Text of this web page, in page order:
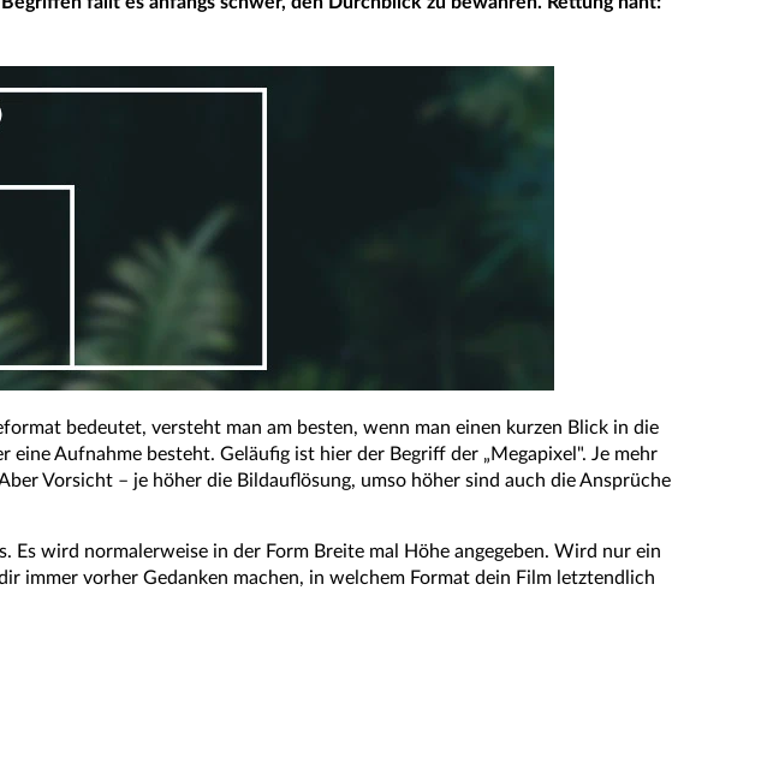
bedeutet, versteht man am besten, wenn man einen kurzen Blick in die
Aufnahme besteht. Geläufig ist hier der Begriff der „Megapixel". Je mehr
Vorsicht – je höher die Bildauflösung, umso höher sind auch die Ansprüche
wird normalerweise in der Form Breite mal Höhe angegeben. Wird nur ein
immer vorher Gedanken machen, in welchem Format dein Film letztendlich